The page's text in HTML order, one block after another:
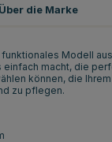
Modell
macht, die
können, die
zu pflegen.
Über die Marke